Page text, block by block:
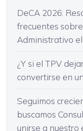
DeCA 2026:
frecuentes
Administrativo
¿Y si el TPV
convertirse en
Seguimos
buscamos
unirse a nuestro